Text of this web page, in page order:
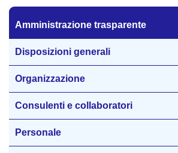
Amministrazione trasparente
Amministrazione trasparente
Disposizioni generali
Organizzazione
Consulenti e collaboratori
Personale